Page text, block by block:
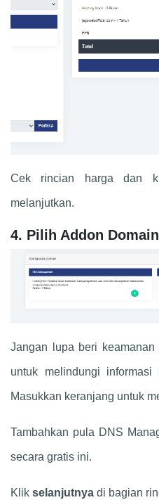
Cek rincian harga dan
melanjutkan.
4. Pilih Addon Domain
Jangan lupa beri keamanan
untuk melindungi
Masukkan keranjang untuk
Tambahkan pula DNS
secara gratis ini.
Klik selanjutnya di bagian